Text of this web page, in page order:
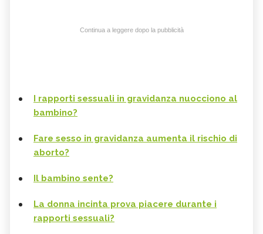
Continua a leggere dopo la pubblicità
I rapporti sessuali in gravidanza nuocciono al
bambino?
Fare sesso in gravidanza aumenta il rischio di
aborto?
Il bambino sente?
La donna incinta prova piacere durante i
rapporti sessuali?